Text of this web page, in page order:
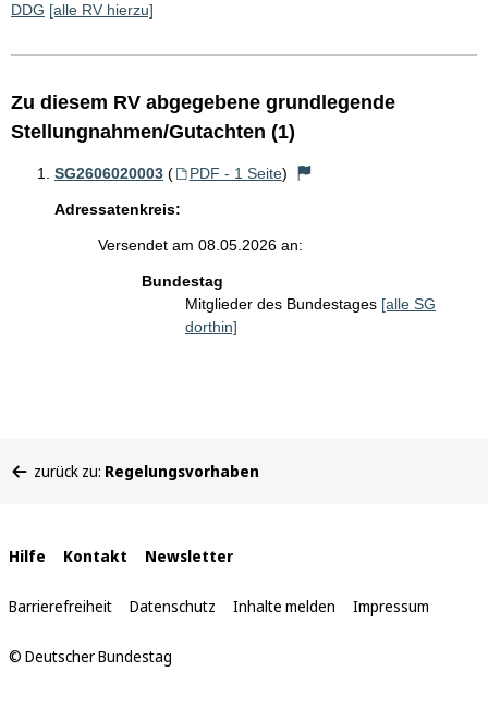
DDG [alle RV hierzu]
Zu diesem RV abgegebene grundlegende
Stellungnahmen/Gutachten (1)
SG2606020003 ( PDF - 1 Seite)
Adressatenkreis:
Versendet am 08.05.2026 an:
Bundestag
Mitglieder des Bundestages [alle SG
dorthin]
befinden
zurück zu: Regelungsvorhaben
Interne
Links
Hilfe Kontakt Newsletter
Barrierefreiheit Datenschutz Inhalte melden Impressum
© Deutscher Bundestag